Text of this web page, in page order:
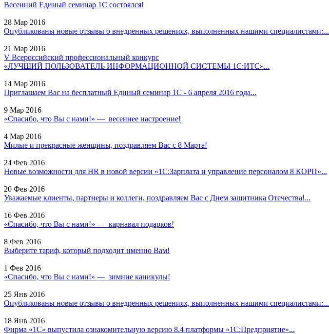
Весенний Единый семинар 1С состоялся!
28 Мар 2016
Опубликованы новые отзывы о внедренных решениях, выполненных нашими специалистами:...
21 Мар 2016
V Всероссийский профессиональный конкурс
«ЛУЧШИЙ ПОЛЬЗОВАТЕЛЬ ИНФОРМАЦИОННОЙ СИСТЕМЫ 1С:ИТС»...
14 Мар 2016
Приглашаем Вас на бесплатный Единый семинар 1С - 6 апреля 2016 года...
9 Мар 2016
«Спасибо, что Вы с нами!» — весеннее настроение!
4 Мар 2016
Милые и прекрасные женщины, поздравляем Вас с 8 Марта!
24 Фев 2016
Новые возможности для HR в новой версии «1С:Зарплата и управление персоналом 8 КОРП»...
20 Фев 2016
Уважаемые клиенты, партнеры и коллеги, поздравляем Вас с Днем защитника Отечества!...
16 Фев 2016
«Спасибо, что Вы с нами!» — карнавал подарков!
8 Фев 2016
Выберите тариф, который подходит именно Вам!
1 Фев 2016
«Спасибо, что Вы с нами!» — зимние каникулы!
25 Янв 2016
Опубликованы новые отзывы о внедренных решениях, выполненных нашими специалистами:...
18 Янв 2016
Фирма «1С» выпустила ознакомительную версию 8.4 платформы «1С:Предприятие»...